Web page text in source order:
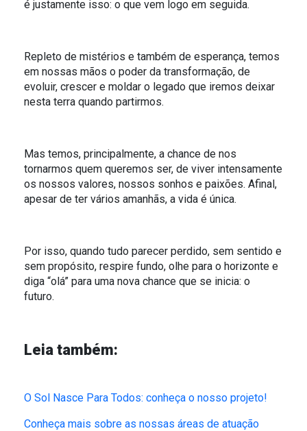
é justamente isso: o que vem logo em seguida.
Repleto de mistérios e também de esperança, temos
em nossas mãos o poder da transformação, de
evoluir, crescer e moldar o legado que iremos deixar
nesta terra quando partirmos.
Mas temos, principalmente, a chance de nos
tornarmos quem queremos ser, de viver intensamente
os nossos valores, nossos sonhos e paixões. Afinal,
apesar de ter vários amanhãs, a vida é única.
Por isso, quando tudo parecer perdido, sem sentido e
sem propósito, respire fundo, olhe para o horizonte e
diga “olá” para uma nova chance que se inicia: o
futuro.
Leia também:
O Sol Nasce Para Todos: conheça o nosso projeto!
Conheça mais sobre as nossas áreas de atuação